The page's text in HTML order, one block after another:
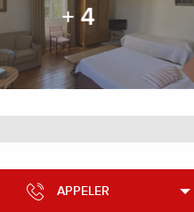
+ 4
et
APPELER